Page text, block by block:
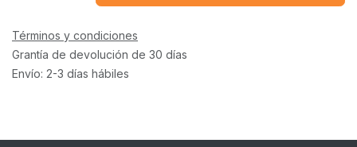
Términos y condiciones
Grantía de devolución de 30 días
Envío: 2-3 días hábiles